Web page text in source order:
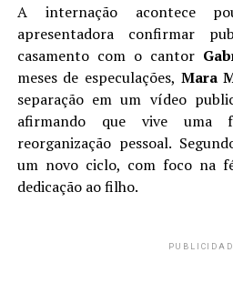
A internação acontece
apresentadora confirmar
casamento com o cantor
meses de especulações, Mara
separação em um vídeo
afirmando que vive uma
reorganização pessoal.
um novo ciclo, com foco na
dedicação ao filho.